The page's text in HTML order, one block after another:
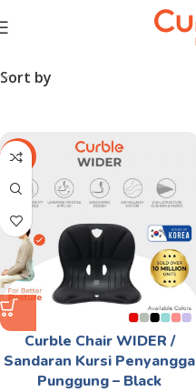
Sort by
-28%
Curble Chair WIDER /
Sandaran Kursi Penyangga
Punggung – Black